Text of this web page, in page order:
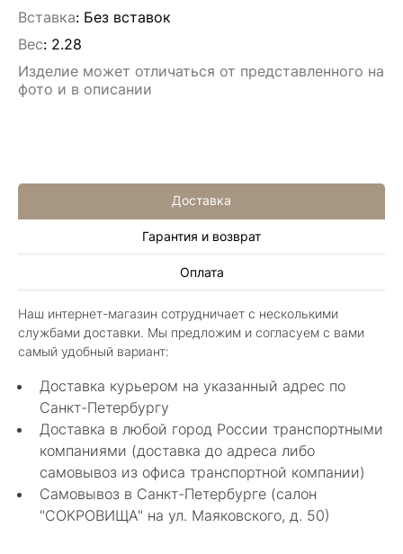
Вставка: Без вставок
Вес: 2.28
Изделие может отличаться от представленного на
фото и в описании
Доставка
Гарантия и возврат
Оплата
Наш интернет-магазин сотрудничает с несколькими
службами доставки. Мы предложим и согласуем с вами
самый удобный вариант:
Доставка курьером на указанный адрес по
Санкт-Петербургу
Доставка в любой город России транспортными
компаниями (доставка до адреса либо
самовывоз из офиса транспортной компании)
Самовывоз в Санкт-Петербурге (салон
"СОКРОВИЩА" на ул. Маяковского, д. 50)
Алла Майорова
Классные изделия, оригинальные не похожие
в других магазинах. Сотрудники очень
грамотные специалисты в своем деле помогли
с выбором.
Показать полностью
Нелли Г.
4 мая 2025
Каждый раз бывая на Большой Конюшенной
12 в Санкт-Петербурге посещаю этот